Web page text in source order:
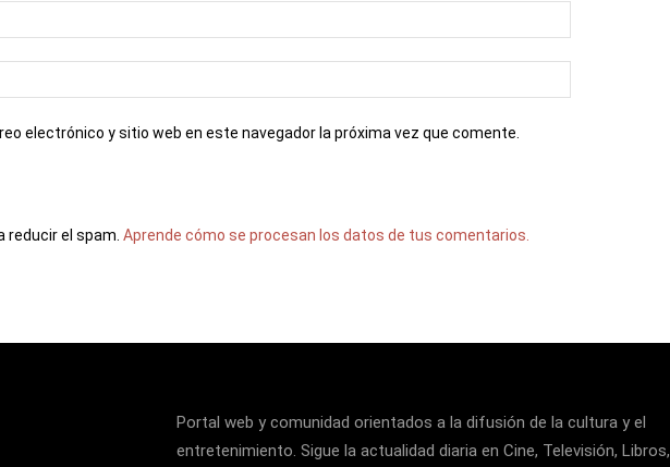
electrónico y sitio web en este navegador la próxima vez que comente.
reducir el spam. Aprende cómo se procesan los datos de tus comentarios.
Portal web y comunidad orientados a la difusión de la cultura y el
entretenimiento. Sigue la actualidad diaria en Cine, Televisión, Libros,